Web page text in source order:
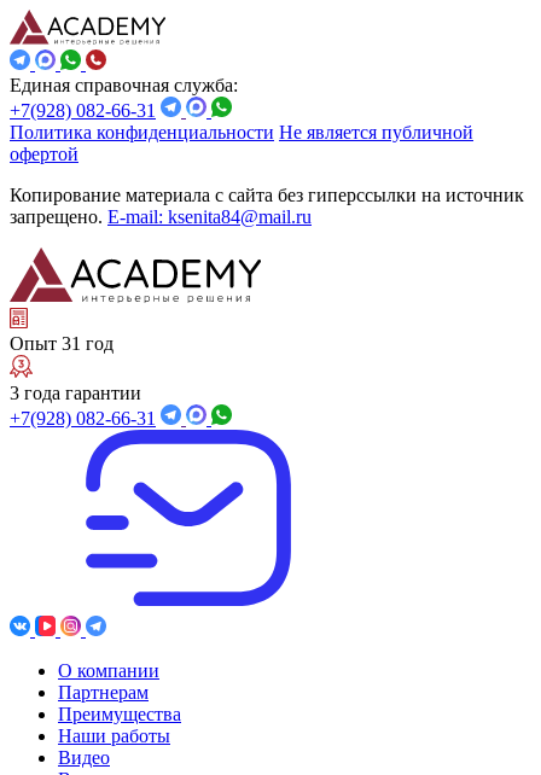
Единая справочная служба:
+7(928) 082-66-31
Политика конфиденциальности Не является публичной
офертой
Копирование материала с сайта без гиперссылки на источник
запрещено. E-mail: ksenita84@mail.ru
Опыт 31 год
3 года гарантии
+7(928) 082-66-31
О компании
Партнерам
Преимущества
Наши работы
Видео